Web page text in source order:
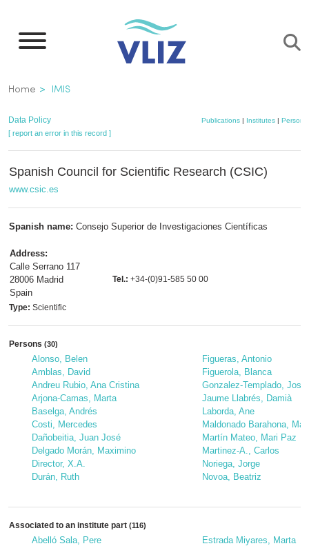
main
Breadcrumb
Home IMIS
Data Policy Publications| Institutes| Persons
[ report an error in this record ]
Spanish Council for Scientific Research (CSIC)
www.csic.es
Spanish name: Consejo Superior de Investigaciones Científicas
Address:
Calle Serrano 117
28006 Madrid
Spain
Tel.: +34-(0)91-585 50 00
Type: Scientific
Persons (30)
Alonso, Belen
Amblas, David
Andreu Rubio, Ana Cristina
Arjona-Camas, Marta
Baselga, Andrés
Costi, Mercedes
Dañobeitia, Juan José
Delgado Morán, Maximino
Director, X.A.
Durán, Ruth
Figueras, Antonio
Figuerola, Blanca
Gonzalez-Templado, José
Jaume Llabrés, Damià
Laborda, Ane
Maldonado Barahona,
Martín Mateo, Mari Paz
Martinez-A., Carlos
Noriega, Jorge
Novoa, Beatriz
Associated to an institute part (116)
Abelló Sala, Pere
Estrada Miyares, Marta